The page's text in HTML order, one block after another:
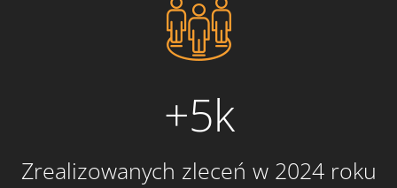
+5k
Zrealizowanych zleceń w 2024 roku